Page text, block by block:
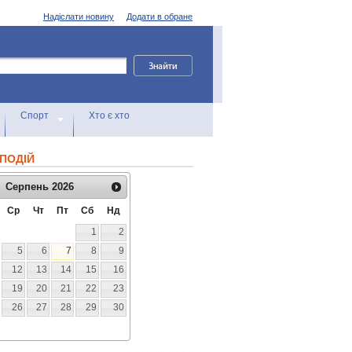
Додати в обране
Надіслати новину
Спорт Хто є хто
Серпень 2026
Ср Чт Пт Сб
Нд
1
2
5 6 7 8
9
12 13 14 15
16
19 20 21 22
23
26 27 28 29
30